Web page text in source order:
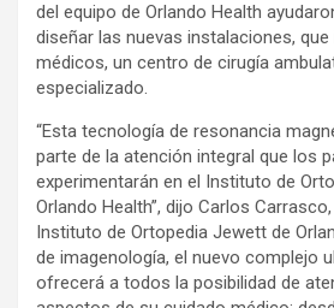
del equipo de Orlando Health
diseñar las nuevas instalaciones,
médicos, un centro de cirugía
especializado.
“Esta tecnología de resonancia
parte de la atención integral que los
experimentarán en el Instituto de
Orlando Health”, dijo Carlos
Instituto de Ortopedia Jewett de
de imagenología, el nuevo complejo
ofrecerá a todos la posibilidad de